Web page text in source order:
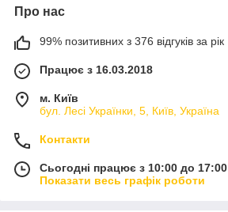
Про нас
99% позитивних з 376 відгуків за рік
Працює з 16.03.2018
м. Київ
бул. Лесі Українки, 5, Київ, Україна
Контакти
Сьогодні працює з 10:00 до 17:00
Показати весь графік роботи